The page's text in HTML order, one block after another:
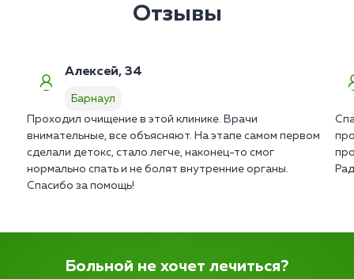
Отзывы
Алексей, 34
Барнаул
Проходил очищение в этой клинике. Врачи
внимательные, все объясняют. На этапе самом первом
сделали детокс, стало легче, наконец-то смог
нормально спать и не болят внутренние органы.
Спасибо за помощь!
Больной не хочет лечиться?